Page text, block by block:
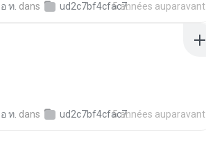
ท. dans ud2c7bf4cfac7c5128979540d24f432475 années auparavant
ท. dans ud2c7bf4cfac7c5128979540d24f432475 années auparavant